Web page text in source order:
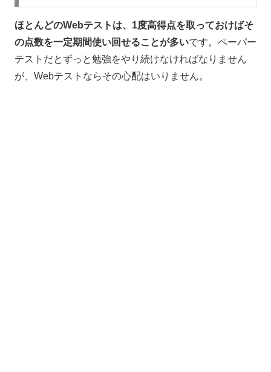
ほとんどのWebテストは、1度高得点を取っておけばそ
の点数を一定期間使い回せることが多いです。ペーパー
テストだとずっと勉強をやり続けなければなりません
が、 Webテストならその心配はいりません。